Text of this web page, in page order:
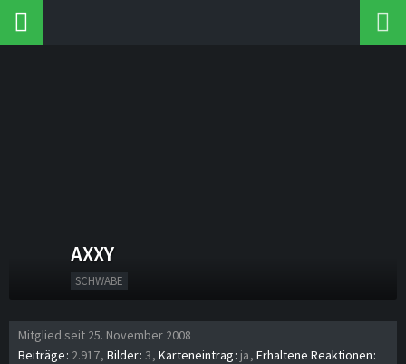
AXXY
SCHWABE
Mitglied seit 25. November 2008
Beiträge 2.917 Bilder 3 Karteneintrag ja Erhaltene Reaktionen